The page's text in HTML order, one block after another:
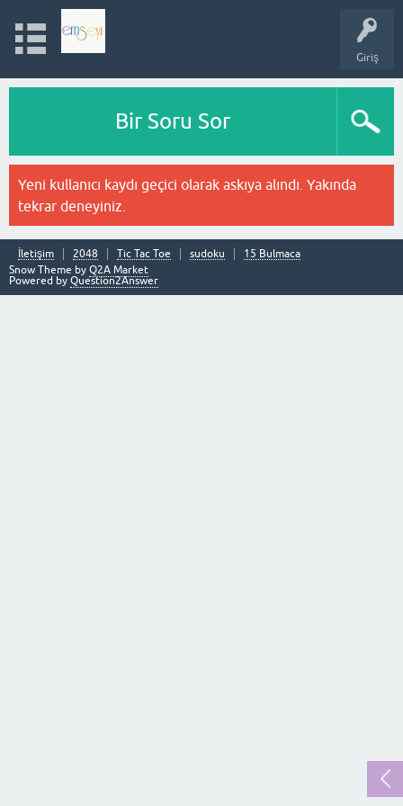
Giriş
Bir Soru Sor
Yeni kullanıcı kaydı geçici olarak askıya alındı. Yakında
tekrar deneyiniz.
İletişim 2048 Tic Tac Toe sudoku
15 Bulmaca
Snow Theme by Q2A Market
Powered by Question2Answer